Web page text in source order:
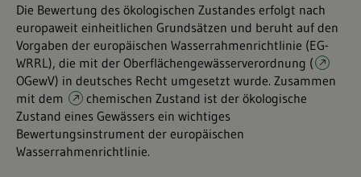
Die Bewertung des ökologischen Zustandes erfolgt nach
europaweit einheitlichen Grundsätzen und beruht auf den
Vorgaben der europäischen Wasserrahmenrichtlinie (EG-
WRRL), die mit der Oberflächengewässerverordnung (
OGewV) in deutsches Recht umgesetzt wurde. Zusammen
mit dem
chemischen Zustand ist der ökologische
Zustand eines Gewässers ein wichtiges
Bewertungsinstrument der europäischen
Wasserrahmenrichtlinie.